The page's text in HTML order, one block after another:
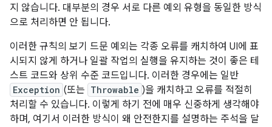
지 않습니다. 대부분의 경우 서로 다른 예외 유형을 동일한 방식
으로 처리하면 안 됩니다.
이러한 규칙의 보기 드문 예외는 각종 오류를 캐치하여 UI에 표
시되지 않게 하거나 일괄 작업의 실행을 유지하는 것이 좋은 테
스트 코드와 상위 수준 코드입니다. 이러한 경우에는 일반
Exception (또는 Throwable )을 캐치하고 오류를 적절히
처리할 수 있습니다. 이렇게 하기 전에 매우 신중하게 생각해야
하며, 여기서 이러한 방식이 왜 안전한지를 설명하는 주석을 달